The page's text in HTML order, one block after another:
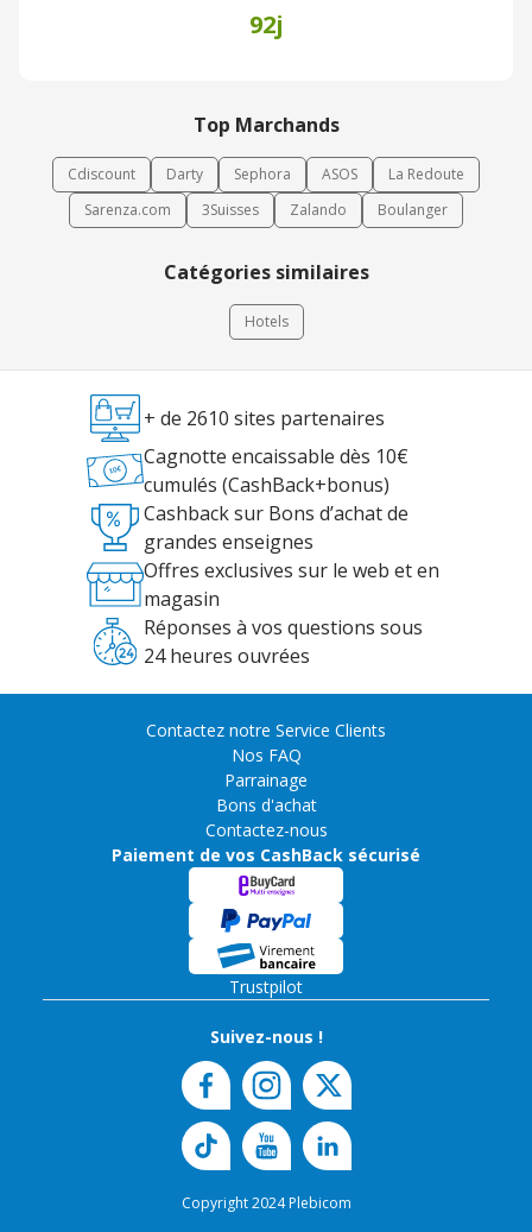
92j
Top Marchands
Cdiscount Darty Sephora ASOS
La Redoute
Sarenza.com
3Suisses Zalando Boulanger
Catégories similaires
Hotels
+ de 2610 sites partenaires
Cagnotte encaissable dès 10€
cumulés (CashBack+bonus)
Cashback sur Bons d’achat de
grandes enseignes
Offres exclusives sur le web et en
magasin
Réponses à vos questions sous
24 heures ouvrées
Contactez notre Service Clients
Nos FAQ
Parrainage
Bons d'achat
Contactez-nous
Paiement de vos CashBack sécurisé
Trustpilot
Suivez-nous !
Copyright 2024 Plebicom